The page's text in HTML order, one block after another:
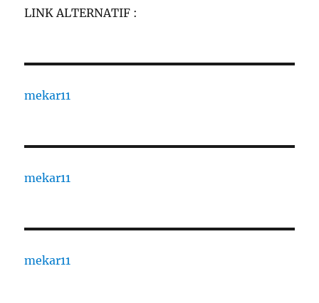
Jadi
Brazil
LINK ALTERNATIF :
mekar11
mekar11
mekar11